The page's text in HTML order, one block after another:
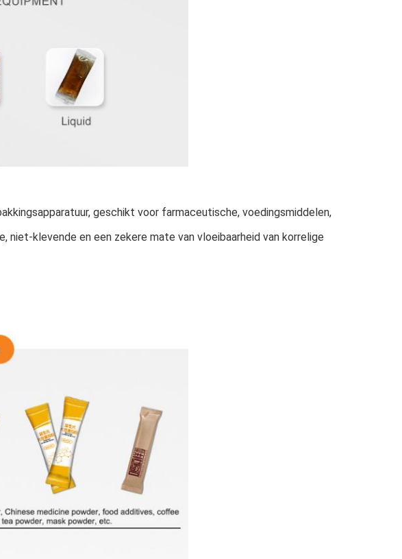
geschikt voor farmaceutische, voedingsmiddelen,
niet-klevende en een zekere mate van vloeibaarheid van korrelige